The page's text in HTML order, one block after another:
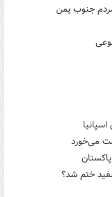
جنوب یمن
می‌خورد
ختم شد؟